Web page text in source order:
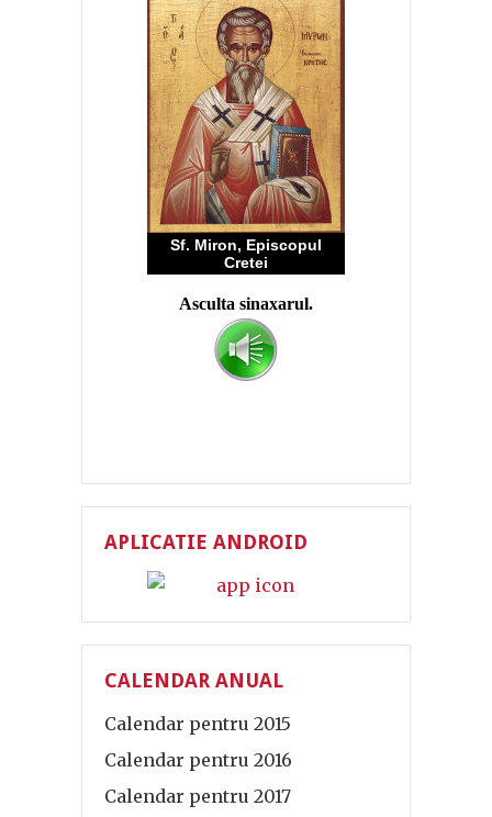
APLICATIE ANDROID
CALENDAR ANUAL
Calendar pentru 2015
Calendar pentru 2016
Calendar pentru 2017